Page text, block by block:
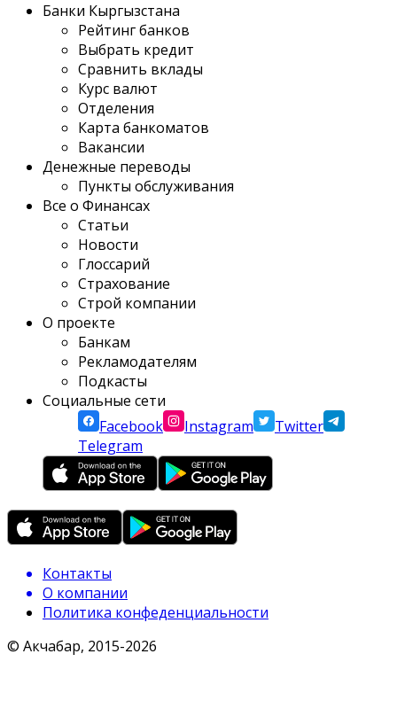
Банки Кыргызстана
Рейтинг банков
Выбрать кредит
Сравнить вклады
Курс валют
Отделения
Карта банкоматов
Вакансии
Денежные переводы
Пункты обслуживания
Все о Финансах
Статьи
Новости
Глоссарий
Страхование
Строй компании
О проекте
Банкам
Рекламодателям
Подкасты
Социальные сети
Facebook
Instagram
Twitter
Telegram
Контакты
О компании
Политика конфеденциальности
© Акчабар, 2015-2026